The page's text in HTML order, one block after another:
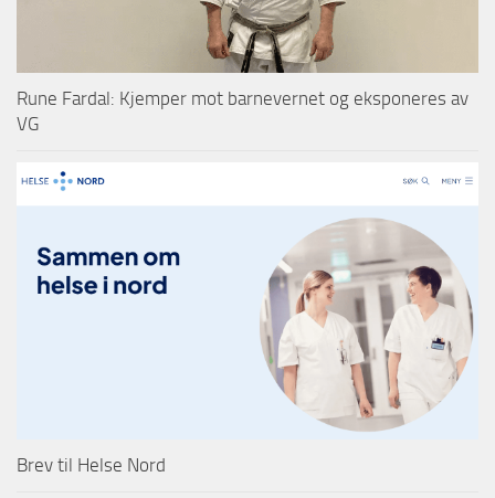
Rune Fardal: Kjemper mot barnevernet og eksponeres av
VG
Brev til Helse Nord